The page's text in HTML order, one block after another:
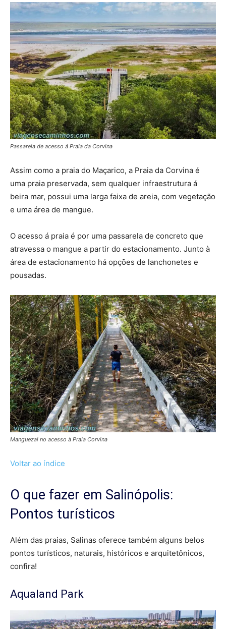
Passarela de acesso á Praia da Corvina
Assim como a praia do Maçarico, a Praia da Corvina é
uma praia preservada, sem qualquer infraestrutura á
beira mar, possui uma larga faixa de areia, com vegetação
e uma área de mangue.
O acesso á praia é por uma passarela de concreto que
atravessa o mangue a partir do estacionamento. Junto à
área de estacionamento há opções de lanchonetes e
pousadas.
Manguezal no acesso à Praia Corvina
Voltar ao índice
O que fazer em Salinópolis:
Pontos turísticos
Além das praias, Salinas oferece também alguns belos
pontos turísticos, naturais, históricos e arquitetônicos,
confira!
Aqualand Park